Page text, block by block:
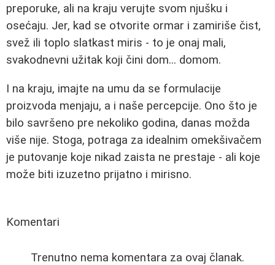
preporuke, ali na kraju verujte svom njušku i
osećaju. Jer, kad se otvorite ormar i zamiriše čist,
svež ili toplo slatkast miris - to je onaj mali,
svakodnevni užitak koji čini dom... domom.
I na kraju, imajte na umu da se formulacije
proizvoda menjaju, a i naše percepcije. Ono što je
bilo savršeno pre nekoliko godina, danas možda
više nije. Stoga, potraga za idealnim omekšivačem
je putovanje koje nikad zaista ne prestaje - ali koje
može biti izuzetno prijatno i mirisno.
Komentari
Trenutno nema komentara za ovaj članak.